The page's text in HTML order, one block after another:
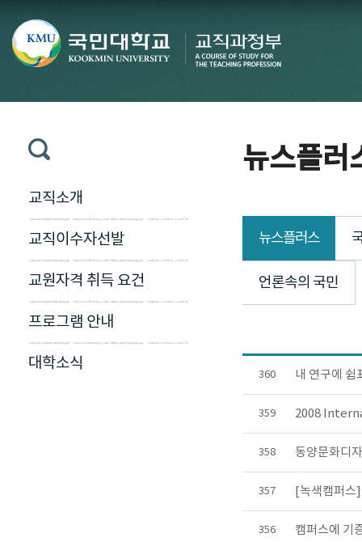
교직소개
교직이수자선발
교원자격 취득 요건
프로그램 안내
대학소식
뉴스플러
뉴스플러스
언론속의 국민
360 내 연구에 쉼
359 2008
358 동양문화디
357 [녹색캠퍼스
356 캠퍼스에 기